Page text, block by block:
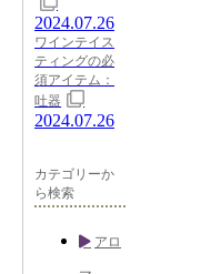
2024.07.26
ワインテイス
ティングの必
須アイテム：
吐器
2024.07.26
カテゴリーか
ら検索
アロ